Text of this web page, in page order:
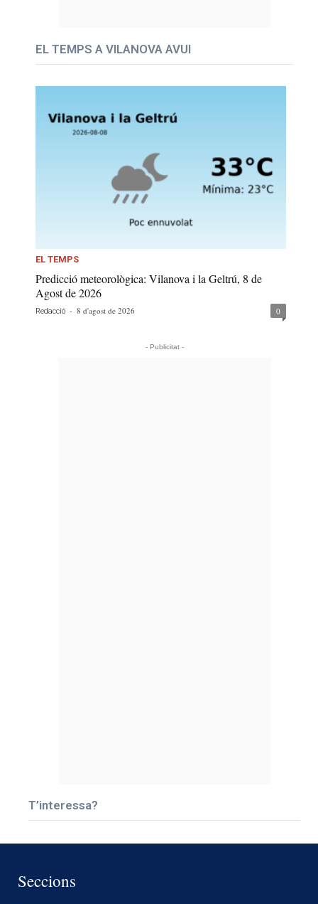
EL TEMPS A VILANOVA AVUI
EL TEMPS
Predicció meteorològica: Vilanova i la Geltrú, 8 de
Agost de 2026
Redacció - 8 d'agost de 2026 0
- Publicitat -
T’interessa?
Seccions